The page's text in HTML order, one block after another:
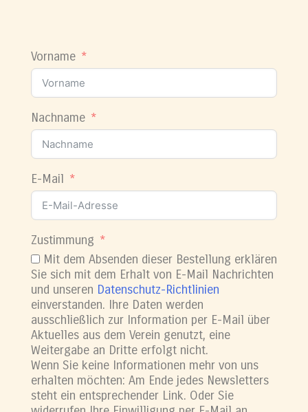
Vorname
Nachname
E-Mail
Zustimmung
Mit dem Absenden dieser Bestellung erklären
Sie sich mit dem Erhalt von E-Mail Nachrichten
und unseren Datenschutz-Richtlinien
einverstanden. Ihre Daten werden
ausschließlich zur Information per E-Mail über
Aktuelles aus dem Verein genutzt, eine
Weitergabe an Dritte erfolgt nicht.
Wenn Sie keine Informationen mehr von uns
erhalten möchten: Am Ende jedes Newsletters
steht ein entsprechender Link. Oder Sie